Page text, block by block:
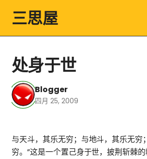
三思屋
处身于世
Blogger
四月 25, 2009
与天斗，其乐无穷；与地斗，其乐无穷
穷。”这是一个置己身于世，披荆斩棘的